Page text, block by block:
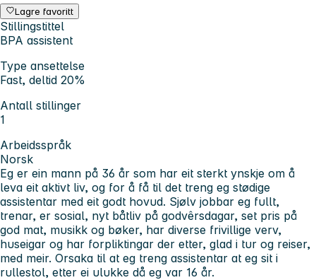
Lagre favoritt
Stillingstittel
BPA assistent
Type ansettelse
Fast, deltid 20%
Antall stillinger
1
Arbeidsspråk
Norsk
Eg er ein mann på 36 år som har eit sterkt ynskje om å
leva eit aktivt liv, og for å få til det treng eg stødige
assistentar med eit godt hovud. Sjølv jobbar eg fullt,
trenar, er sosial, nyt båtliv på godvêrsdagar, set pris på
god mat, musikk og bøker, har diverse frivillige verv,
huseigar og har forpliktingar der etter, glad i tur og reiser,
med meir. Orsaka til at eg treng assistentar at eg sit i
rullestol, etter ei ulukke då eg var 16 år.